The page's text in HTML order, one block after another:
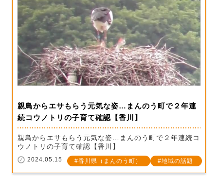
親鳥からエサもらう元気な姿…まんのう町で２年連
続コウノトリの子育て確認【香川】
親鳥からエサもらう元気な姿…まんのう町で２年連続コ
ウノトリの子育て確認【香川】
2024.05.15 香川県（まんのう町） 地域の話題